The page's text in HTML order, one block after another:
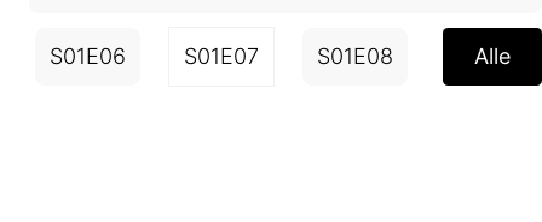
S01E06 S01E07 S01E08 S01E09
Alle